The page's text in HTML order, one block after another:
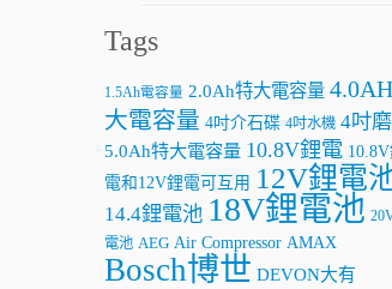
Tags
1.5Ah電容量 2.0Ah特大電容量
大電容量 4吋介石碟 4吋水機 4吋
5.0Ah特大電容量 10.8V鋰電
電和12V鋰電可互用 12V鋰電
14.4鋰電池 18V鋰電池
電池 AEG Air Compressor AMAX
Bosch博世 DEVON大有